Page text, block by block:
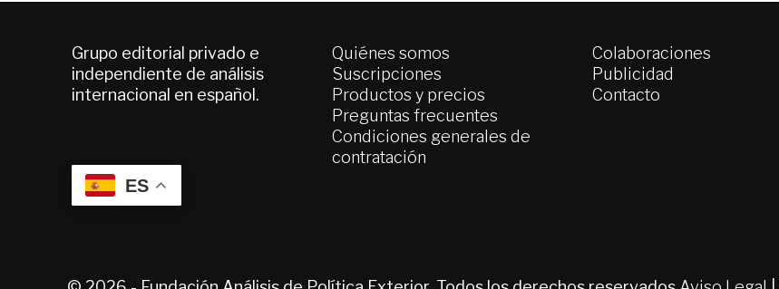
Grupo editorial privado e
independiente de análisis
internacional en español.
ES
Quiénes somos
Suscripciones
Productos y precios
Preguntas frecuentes
Condiciones generales de
contratación
Colaboraciones
Publicidad
Contacto